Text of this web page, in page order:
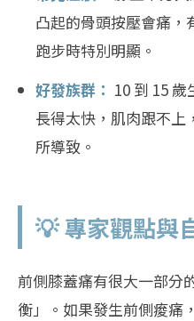
凸起的骨頭按壓會痛，
跑步時特別明顯。
好發族群： 10 到 15
長得太快，肌肉跟不上
所導致。
💡 專家觀點與
前側膝蓋痛有很大一部分
衡」。如果發生前側痠痛